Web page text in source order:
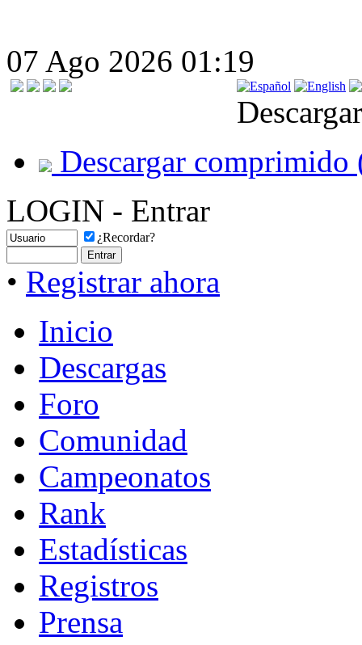
07 Ago 2026 01:19
Descargar comprimido
LOGIN - Entrar
¿Recordar?
• Registrar ahora
Inicio
Descargas
Foro
Comunidad
Campeonatos
Rank
Estadísticas
Registros
Prensa